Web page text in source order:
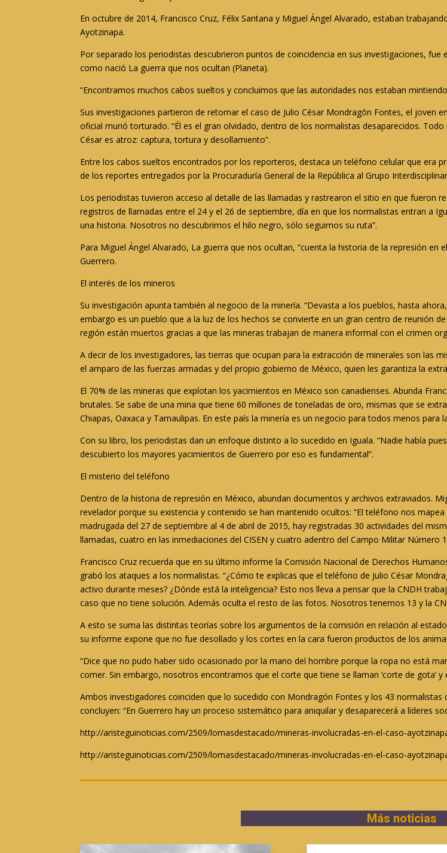
En octubre de 2014, Francisco Cruz, Félix Santana y Miguel Ángel Alvarado, estaban
Ayotzinapa.
Por separado los periodistas descubrieron puntos de coincidencia en sus investigaciones,
como nació La guerra que nos ocultan (Planeta).
“Encontramos muchos cabos sueltos y concluimos que las autoridades nos estaban
Sus investigaciones partieron de retomar el caso de Julio César Mondragón Fontes, el joven
oficial murió torturado. “Él es el gran olvidado, dentro de los normalistas desaparecidos.
César es atroz: captura, tortura y desollamiento”.
Entre los cabos sueltos encontrados por los reporteros, destaca un teléfono celular que era
de los reportes entregados por la Procuraduría General de la República al Grupo
Los periodistas tuvieron acceso al detalle de las llamadas y rastrearon el sitio en que fueron
registros de llamadas entre el 24 y el 26 de septiembre, día en que los normalistas entran a
una historia. Nosotros no descubrimos el hilo negro, sólo seguimos su ruta”.
Para Miguel Ángel Alvarado, La guerra que nos ocultan, “cuenta la historia de la represión
Guerrero.
El interés de los mineros
Su investigación apunta también al negocio de la minería. “Devasta a los pueblos, hasta
embargo es un pueblo que a la luz de los hechos se convierte en un gran centro de reunión
región están muertos gracias a que las mineras trabajan de manera informal con el crimen
A decir de los investigadores, las tierras que ocupan para la extracción de minerales son las
el amparo de las fuerzas armadas y del propio gobierno de México, quien les garantiza la
El 70% de las mineras que explotan los yacimientos en México son canadienses. Abunda
brutales. Se sabe de una mina que tiene 60 millones de toneladas de oro, mismas que se
Chiapas, Oaxaca y Tamaulipas. En este país la minería es un negocio para todos menos para
Con su libro, los periodistas dan un enfoque distinto a lo sucedido en Iguala. “Nadie había
descubierto los mayores yacimientos de Guerrero por eso es fundamental”.
El misterio del teléfono
Dentro de la historia de represión en México, abundan documentos y archivos extraviados.
revelador porque su existencia y contenido se han mantenido ocultos: “El teléfono nos
madrugada del 27 de septiembre al 4 de abril de 2015, hay registradas 30 actividades del
llamadas, cuatro en las inmediaciones del CISEN y cuatro adentro del Campo Militar Número
Francisco Cruz recuerda que en su último informe la Comisión Nacional de Derechos
grabó los ataques a los normalistas. “¿Cómo te explicas que el teléfono de Julio César
activo durante meses? ¿Dónde está la inteligencia? Esto nos lleva a pensar que la CNDH
caso que no tiene solución. Además oculta el resto de las fotos. Nosotros tenemos 13 y la
A esto se suma las distintas teorías sobre los argumentos de la comisión en relación al
su informe expone que no fue desollado y los cortes en la cara fueron productos de los
“Dice que no pudo haber sido ocasionado por la mano del hombre porque la ropa no está
comer. Sin embargo, nosotros encontramos que el corte que tiene se llaman ‘corte de gota’
Ambos investigadores coinciden que lo sucedido con Mondragón Fontes y los 43
concluyen: “En Guerrero hay un proceso sistemático para aniquilar y desaparecerá a líderes
http://aristeguinoticias.com/2509/lomasdestacado/mineras-involucradas-en-el-caso-
http://aristeguinoticias.com/2509/lomasdestacado/mineras-involucradas-en-el-caso-
Más noticias